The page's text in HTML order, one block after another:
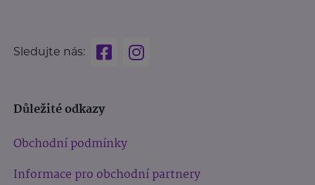
Sledujte nás:
Důležité odkazy
Obchodní podmínky
Informace pro obchodní partnery